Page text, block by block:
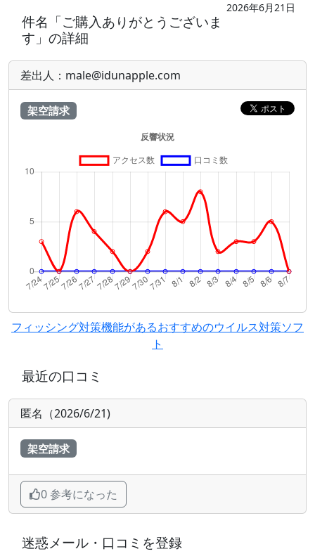
件名「ご購入ありがとうございま
す」の詳細
2026年6月21日
差出人：male@idunapple.com
架空請求
フィッシング対策機能があるおすすめのウイルス対策ソフ
ト
最近の口コミ
匿名（2026/6/21)
架空請求
0 参考になった
迷惑メール・口コミを登録